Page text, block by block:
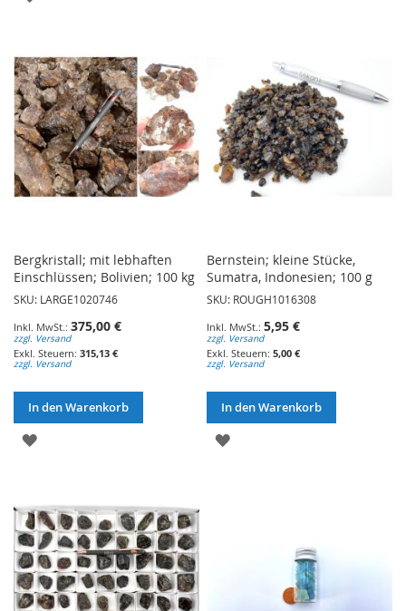
HINZUFÜGEN
Bergkristall; mit lebhaften
Einschlüssen; Bolivien; 100 kg
SKU: LARGE1020746
375,00 €
zzgl. Versand
315,13 €
zzgl. Versand
In den Warenkorb
ZUR
Bernstein; kleine Stücke,
Sumatra, Indonesien; 100 g
SKU: ROUGH1016308
5,95 €
zzgl. Versand
5,00 €
zzgl. Versand
In den Warenkorb
ZUR